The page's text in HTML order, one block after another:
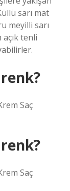
sarı mat
meyilli sarı
tenli
Saç
Saç